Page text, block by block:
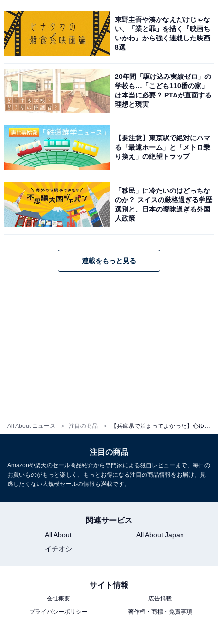
All About ニュース 注目の商品
倒的なパノラマビューを眺めながら、開放感あふれる湯
浴みを楽しむことができます。有馬温泉の名湯「金泉」
を贅沢に堪能すれば、お風呂上がりには肌がしっとりと
神戸牛を堪能する極上の部屋食
に極上のグルメ体験に浸ることができます。
清々しい景色とともに、上質な客室で迎える新しい一
日
東野圭吾や湊かなえだけじゃな
い、「業と罪」を描く『映画ち
いかわ』から強く連想した映画
8選
20年間「駆け込み実績ゼロ」の
学校も…「こども110番の家」
は本当に必要？ PTAが直面する
理想と現実
【要注意】東京駅で絶対にハマ
る「最遠ホーム」と「メトロ乗
り換え」の絶望トラップ
「移民」に冷たいのはどっちな
のか？ スイスの厳格過ぎる学歴
選別と、日本の曖昧過ぎる外国
人政策
連載をもっと見る
注目の商品
Amazonや楽天のセール商品紹介から専門家による独自レビューまで、毎日の
お買いものがもっと楽しく、もっとお得になる注目の商品情報をお届け。見
逃したくない大規模セールの情報も満載です。
関連サービス
All About
All About Japan
イチオシ
サイト情報
会社概要
広告掲載
プライバシーポリシー
著作権・商標・免責事項